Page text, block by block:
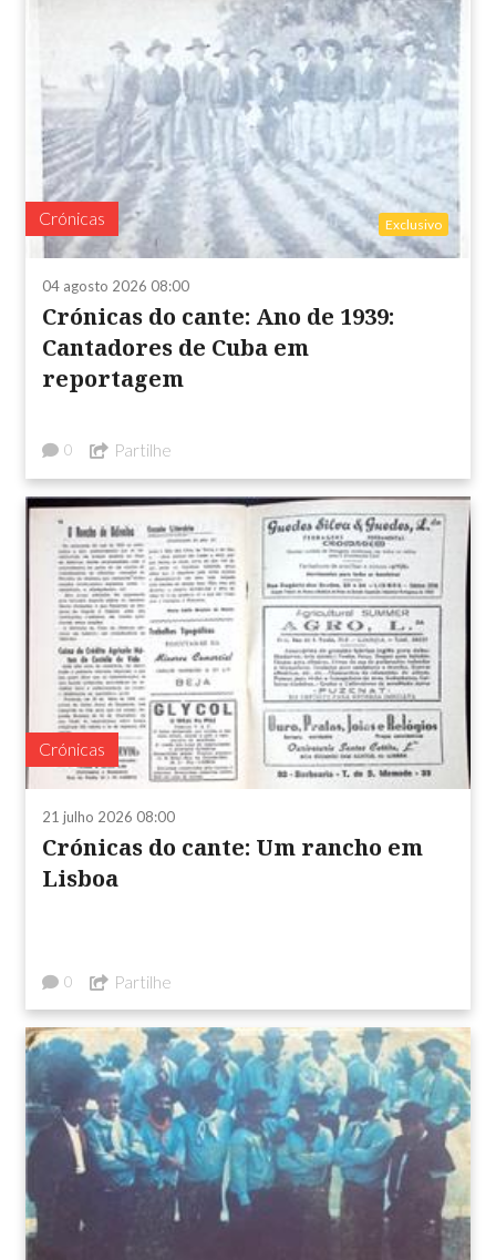
Crónicas Exclusivo
04 agosto 2026 08:00
Crónicas do cante: Ano de 1939:
Cantadores de Cuba em
reportagem
0 Partilhe
Crónicas
21 julho 2026 08:00
Crónicas do cante: Um rancho em
Lisboa
0 Partilhe